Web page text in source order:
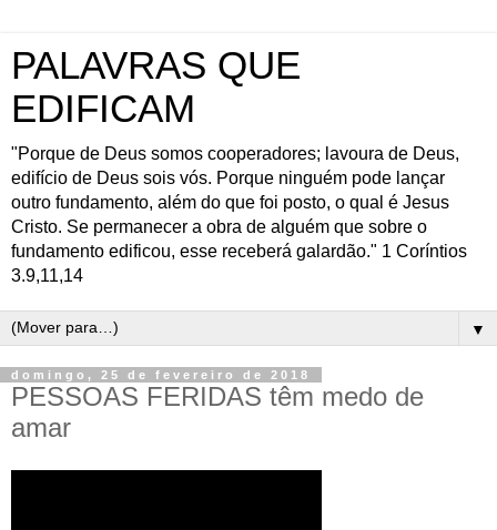
PALAVRAS QUE
EDIFICAM
"Porque de Deus somos cooperadores; lavoura de Deus,
edifício de Deus sois vós. Porque ninguém pode lançar
outro fundamento, além do que foi posto, o qual é Jesus
Cristo. Se permanecer a obra de alguém que sobre o
fundamento edificou, esse receberá galardão." 1 Coríntios
3.9,11,14
▼
domingo, 25 de fevereiro de 2018
PESSOAS FERIDAS têm medo de
amar